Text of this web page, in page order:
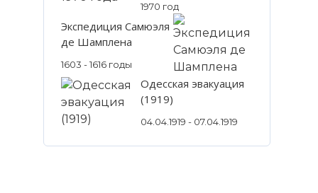
1970 год
Экспедиция Самюэля
де Шамплена
1603 - 1616 годы
Одесская эвакуация
(1919)
04.04.1919 - 07.04.1919